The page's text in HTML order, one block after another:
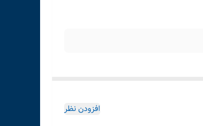
افزودن نظر